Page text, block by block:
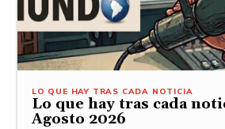
LO QUE HAY TRAS CADA NOTICIA
Lo que hay tras cada
Agosto 2026